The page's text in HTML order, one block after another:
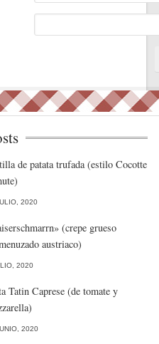
de patata trufada (estilo Cocotte
2020
(crepe grueso
austriaco)
2020
Tatin Caprese (de tomate y
2020